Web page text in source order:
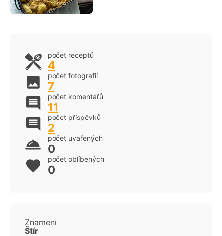
počet receptů
4
počet fotografií
7
počet komentářů
11
počet příspěvků
2
počet uvařených
0
počet oblíbených
0
Znamení
Štír